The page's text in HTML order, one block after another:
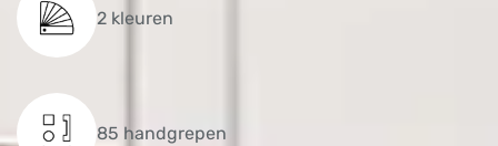
2 kleuren
85 handgrepen